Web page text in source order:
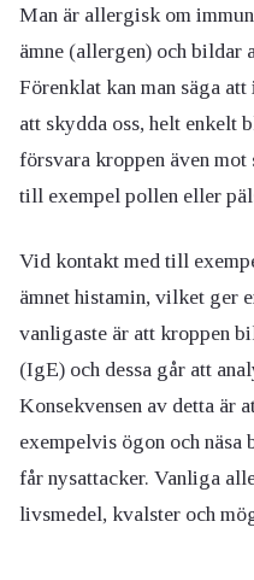
Man är allergisk om
ämne (allergen) och bildar
Förenklat kan man säga
att skydda oss, helt
försvara kroppen även
till exempel pollen eller
Vid kontakt med till
ämnet histamin, vilket ger
vanligaste är att kroppen
(IgE) och dessa går att
Konsekvensen av detta är
exempelvis ögon och
får nysattacker. Vanliga
livsmedel, kvalster och